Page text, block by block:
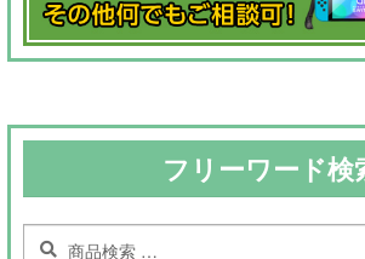
フリーワード検